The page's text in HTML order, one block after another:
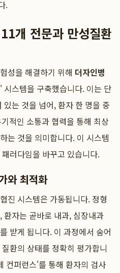
.
개 전문과 만성질환
성을 해결하기 위해 더자인병
스템을 구축했습니다. 이는 단
는 것을 넘어, 환자 한 명을 중
적인 소통과 협력을 통해 최상
는 것을 의미합니다. 이 시스템
러다임을 바꾸고 있습니다.
와 최적화
진 시스템은 가동됩니다. 정형
자는 곧바로 내과, 심장내과
받게 됩니다. 이 과정에서 숨어
환의 상태를 정확히 평가합니
컨퍼런스'를 통해 환자의 검사